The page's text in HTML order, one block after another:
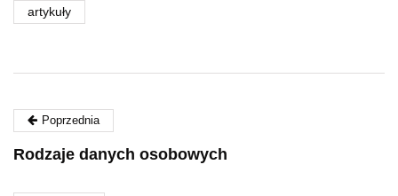
artykuły
Poprzednia
Rodzaje danych osobowych